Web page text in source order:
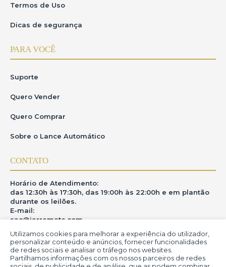
Utilizamos cookies para melhorar a experiência do utilizador,
personalizar conteúdo e anúncios, fornecer funcionalidades
de redes sociais e analisar o tráfego nos websites.
Partilhamos informações com os nossos parceiros de redes
Termos de Uso
Dicas de segurança
PARA VOCÊ
Suporte
Quero Vender
Quero Comprar
Sobre o Lance Automático
CONTATO
Horário de Atendimento:
das 12:30h às 17:30h, das 19:00h às 22:00h e em plantão
durante os leilões.
E-mail:
sac@iarremate.com
ONDE ESTAMOS
R. Heitor Modesto, 28 - Estação São Lourenço - MG